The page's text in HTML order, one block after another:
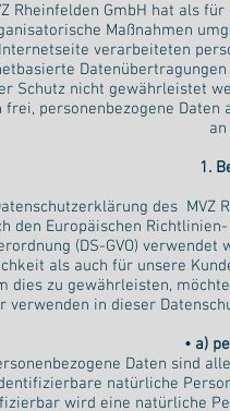
Rheinfelden GmbH hat als
Maßnahmen
verarbeiteten
Schutz nicht gewährleistet
frei, personenbezogene
1.
des MVZ
den Europäischen
(DS-GVO)
als auch für unsere
dies zu gewährleisten,
verwenden in dieser
• a)
Daten sind
natürliche
wird eine natürliche